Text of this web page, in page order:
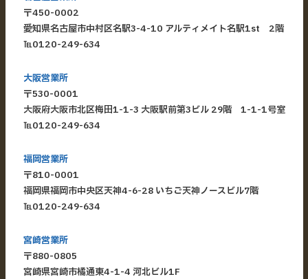
〒450-0002
愛知県名古屋市中村区名駅3-4-10 アルティメイト名駅1st 2階
℡0120-249-634
大阪営業所
〒530-0001
大阪府大阪市北区梅田1-1-3 大阪駅前第3ビル 29階 1-1-1号室
℡0120-249-634
福岡営業所
〒810-0001
福岡県福岡市中央区天神4-6-28 いちご天神ノースビル7階
℡0120-249-634
宮崎営業所
〒880-0805
宮崎県宮崎市橘通東4-1-4 河北ビル1F